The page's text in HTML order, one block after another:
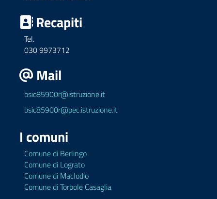
Recapiti
Tel.
030 9973712
Mail
bsic85900r@istruzione.it
bsic85900r@pec.istruzione.it
I comuni
Comune di Berlingo
Comune di Lograto
Comune di Maclodio
Comune di Torbole Casaglia